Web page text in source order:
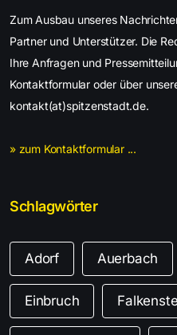
Zum Ausbau unseres
Partner und Unterstützer. Die
Ihre Anfragen und
Kontaktformular oder über
kontakt(at)spitzenstadt.de.
» zum Kontaktformular ...
Schlagwörter
Adorf Auerbach
Einbruch